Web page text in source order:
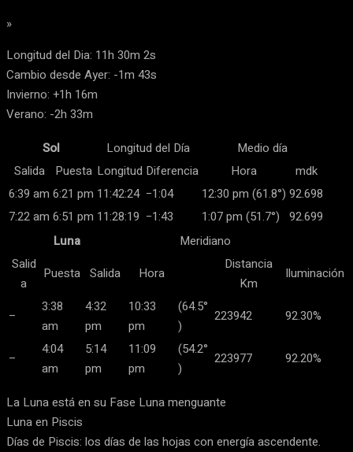
»
Longitud del Dia: 11h 30m 2s
Cambio desde Ayer: -1m 43s
Invierno: +1h 16m
Verano: -2h 33m
Sol
Longitud del Día
Medio día
Salida
Puesta Longitud Diferencia Hora
mdk
6:39 am 6:21 pm 11:42:24 −1:04 12:30 pm (61.8°) 92.698
7:22 am 6:51 pm 11:28:19 −1:43 1:07 pm (51.7°) 92.699
Luna
Meridiano
Salid
a
Puesta Salida Hora
Distancia
Km
Iluminación
–
3:38
am
4:32
pm
10:33
pm
(64.5°
)
223942 92.30%
–
4:04
am
5:14
pm
11:09
pm
(54.2°
)
223977 92.20%
La Luna está en su Fase Luna menguante
Luna en Piscis
Días de Piscis: los días de las hojas con energía ascendente.